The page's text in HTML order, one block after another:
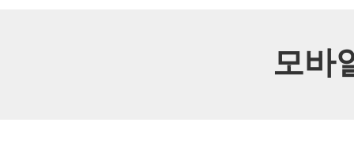
모바